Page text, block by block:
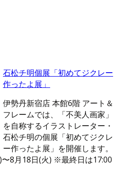
石松チ明個展「初めてジクレー
作ったよ展」
伊勢丹新宿店 本館6階 アート＆
フレームでは、「不美人画家」
を自称するイラストレーター・
石松チ明の個展「初めてジクレ
ー作ったよ展」を開催します。
8月18日(火) ※最終日は17:00